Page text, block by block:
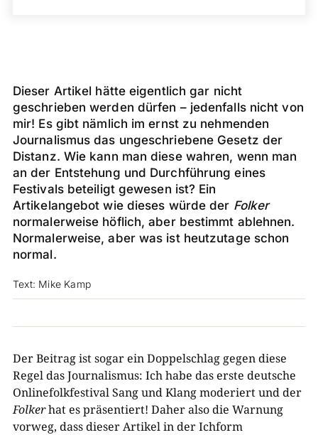
Dieser Artikel hätte eigentlich gar nicht
geschrieben werden dürfen – jedenfalls nicht von
mir! Es gibt nämlich im ernst zu nehmenden
Journalismus das ungeschriebene Gesetz der
Distanz. Wie kann man diese wahren, wenn man
an der Entstehung und Durchführung eines
Festivals beteiligt gewesen ist? Ein
Artikelangebot wie dieses würde der Folker
normalerweise höflich, aber bestimmt ablehnen.
Normalerweise, aber was ist heutzutage schon
normal.
Text: Mike Kamp
Der Beitrag ist sogar ein Doppelschlag gegen diese
Regel das Journalismus: Ich habe das erste deutsche
Onlinefolkfestival Sang und Klang moderiert und der
Folkerhat es präsentiert! Daher also die Warnung
vorweg, dass dieser Artikel in der Ichform